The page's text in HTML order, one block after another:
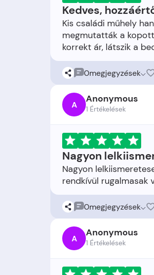
Kedves,
Kis családi műhely
megmutatták a
0megjegyzések
A Anonymous
1 Értékelések
Nagyon
Nagyon
0megjegyzések
A Anonymous
1 Értékelések